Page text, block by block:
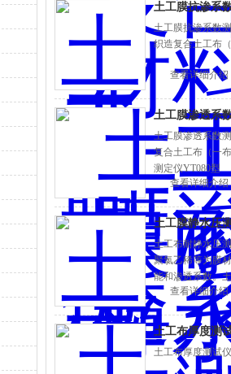
土工膜抗渗系
土工膜抗渗系数
织造复合土工布
查看详细介绍
土工膜渗透系
土工膜渗透系数
复合土工布（一
测定仪YT080型
查看详细介绍
土工膜静水压
土工布耐静水压
聚氯乙稀等为膜
能和渗透系数。
查看详细介绍
土工布厚度测
土工布厚度测试